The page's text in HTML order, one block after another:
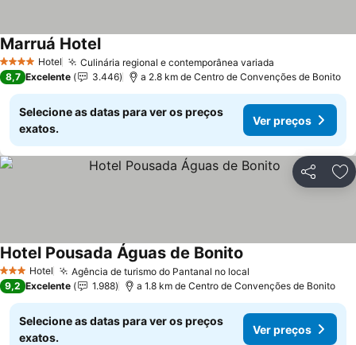
4 EstrelasHotel Culinária regional e contemporânea variada
Marruá HotelVer preços
8,7 Excelente 3.446 a 2.8 km de Centro de Convenções de Bonito
Selecione as datas para ver os preços
exatos.
Ver preços
Partilhar
3 EstrelasHotel Agência de turismo do Pantanal no local
Hotel Pousada Águas de Bonito
9,2 Excelente 1.988 a 1.8 km de Centro de Convenções de Bonito
Selecione as datas para ver os preços
exatos.
Ver preços